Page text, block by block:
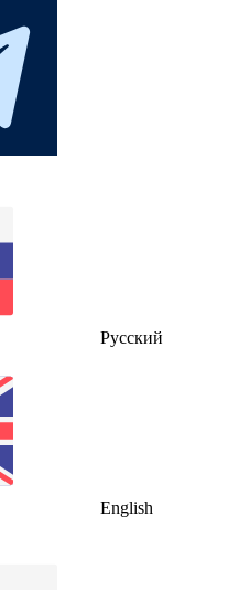
Русский
English